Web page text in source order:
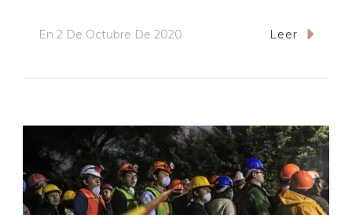
En 2 De Octubre De 2020 Leer